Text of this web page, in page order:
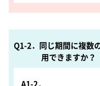
Q1-2．同じ期間に複数
用できますか？
A1-2．